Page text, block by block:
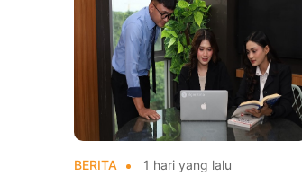
BERITA 1 hari yang lalu